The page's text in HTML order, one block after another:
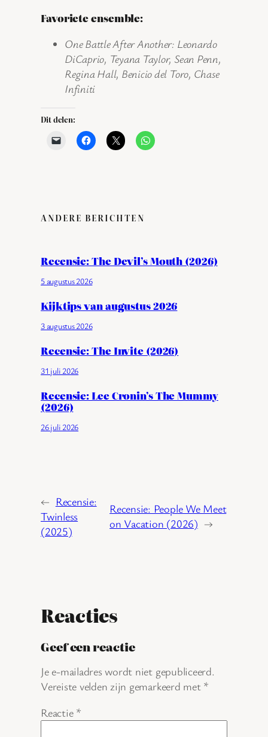
Favoriete ensemble:
One Battle After Another: Leonardo
DiCaprio, Teyana Taylor, Sean Penn,
Regina Hall, Benicio del Toro, Chase
Infiniti
Dit delen:
ANDERE BERICHTEN
Recensie: The Devil’s Mouth (2026)
5 augustus 2026
Kijktips van augustus 2026
3 augustus 2026
Recensie: The Invite (2026)
31 juli 2026
Recensie: Lee Cronin’s The Mummy
(2026)
26 juli 2026
← Recensie:
Twinless
(2025)
Recensie: People We Meet
on Vacation (2026) →
Reacties
Geef een reactie
Je e-mailadres wordt niet gepubliceerd.
Vereiste velden zijn gemarkeerd met *
Reactie *